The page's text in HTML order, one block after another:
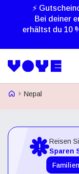
⚡
Bei deiner
erhältst du 10
Voye Homepage
Nepal
Reisen
Sparen